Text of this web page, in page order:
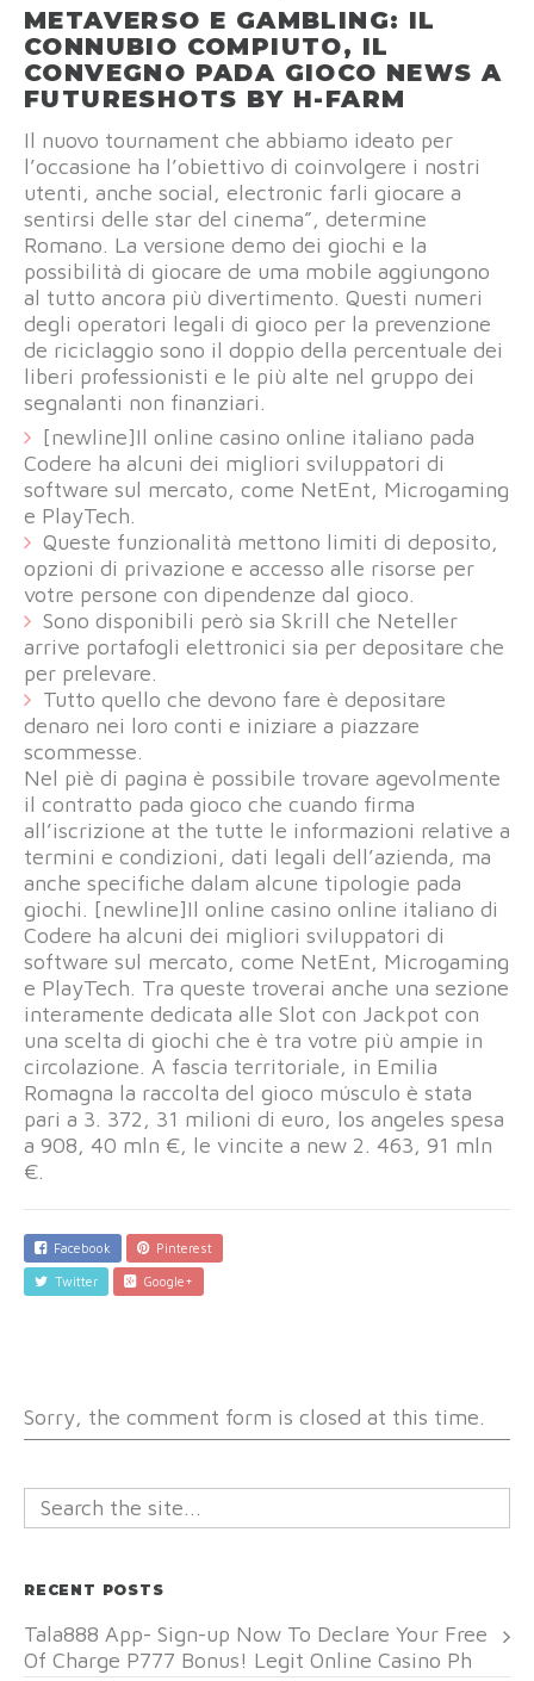
METAVERSO E GAMBLING: IL
CONNUBIO COMPIUTO, IL
CONVEGNO PADA GIOCO NEWS A
FUTURESHOTS BY H-FARM
Il nuovo tournament che abbiamo ideato per
l’occasione ha l’obiettivo di coinvolgere i nostri
utenti, anche social, electronic farli giocare a
sentirsi delle star del cinema”, determine
Romano. La versione demo dei giochi e la
possibilità di giocare de uma mobile aggiungono
al tutto ancora più divertimento. Questi numeri
degli operatori legali di gioco per la prevenzione
de riciclaggio sono il doppio della percentuale dei
liberi professionisti e le più alte nel gruppo dei
segnalanti non finanziari.
[newline]Il online casino online italiano pada
Codere ha alcuni dei migliori sviluppatori di
software sul mercato, come NetEnt, Microgaming
e PlayTech.
Queste funzionalità mettono limiti di deposito,
opzioni di privazione e accesso alle risorse per
votre persone con dipendenze dal gioco.
Sono disponibili però sia Skrill che Neteller
arrive portafogli elettronici sia per depositare che
per prelevare.
Tutto quello che devono fare è depositare
denaro nei loro conti e iniziare a piazzare
scommesse.
Nel piè di pagina è possibile trovare agevolmente
il contratto pada gioco che cuando firma
all’iscrizione at the tutte le informazioni relative a
termini e condizioni, dati legali dell’azienda, ma
anche specifiche dalam alcune tipologie pada
giochi. [newline]Il online casino online italiano di
Codere ha alcuni dei migliori sviluppatori di
software sul mercato, come NetEnt, Microgaming
e PlayTech. Tra queste troverai anche una sezione
interamente dedicata alle Slot con Jackpot con
una scelta di giochi che è tra votre più ampie in
circolazione. A fascia territoriale, in Emilia
Romagna la raccolta del gioco músculo è stata
pari a 3. 372, 31 milioni di euro, los angeles spesa
a 908, 40 mln €, le vincite a new 2. 463, 91 mln
€.
Facebook Pinterest
Twitter Google+
Sorry, the comment form is closed at this time.
RECENT POSTS
Tala888 App- Sign-up Now To Declare Your Free
Of Charge P777 Bonus! Legit Online Casino Ph